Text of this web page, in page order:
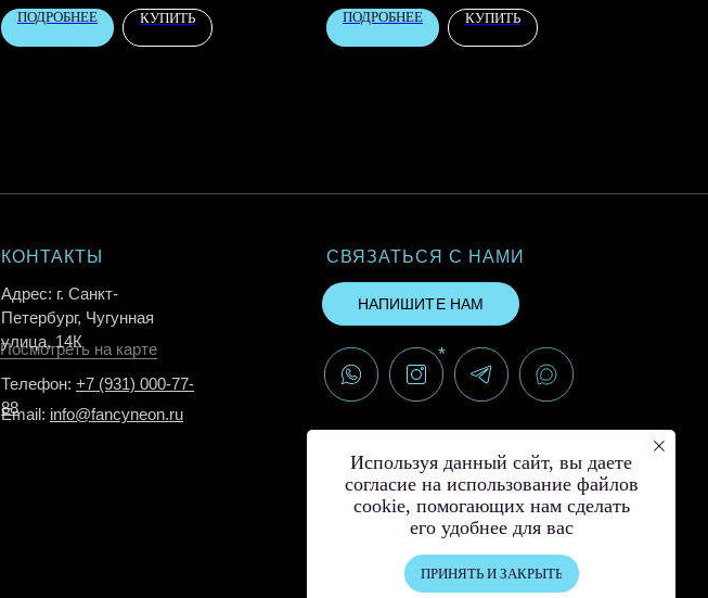
ПОДРОБНЕЕ КУПИТЬ ПОДРОБНЕЕ КУПИТЬ
КОНТАКТЫ
Посмотреть на карте
Адрес: г. Санкт-
Петербург, Чугунная
улица, 14К
Телефон: +7 (931) 000-77-
88
Email: info@fancyneon.ru
Meta, признанной экстремистской и
запрещённой на территории РФ
© Создание сайта
СВЯЗАТЬСЯ С НАМИ
НАПИШИТЕ НАМ
*
Используя данный сайт, вы даете
согласие на использование файлов
cookie, помогающих нам сделать
его удобнее для вас
ПРИНЯТЬ И ЗАКРЫТЬ